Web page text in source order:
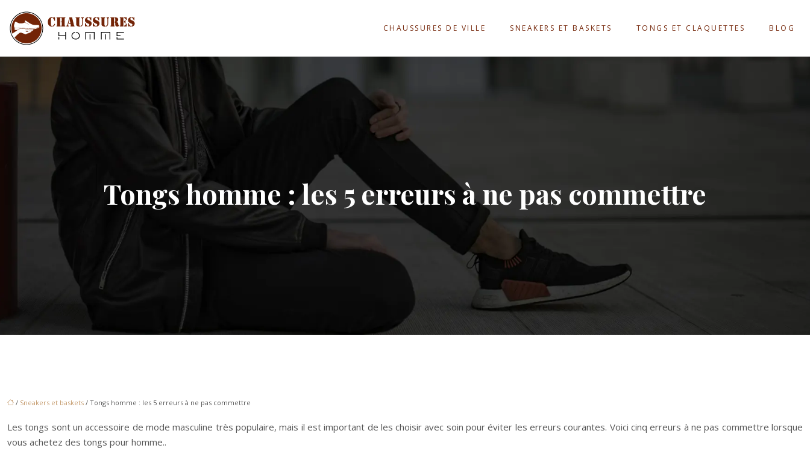
CHAUSSURES DE VILLE SNEAKERS ET BASKETS TONGS ET CLAQUETTES BLOG
Tongs homme : les 5 erreurs à ne pas commettre
/ Sneakers et baskets / Tongs homme : les 5 erreurs à ne pas commettre
Les tongs sont un accessoire de mode masculine très populaire, mais il est important de les choisir avec soin pour éviter les erreurs courantes. Voici cinq erreurs à ne pas commettre lorsque
vous achetez des tongs pour homme..